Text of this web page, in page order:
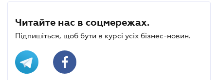
Читайте нас в соцмережах.
Підпишіться, щоб бути в курсі усіх бізнес-новин.